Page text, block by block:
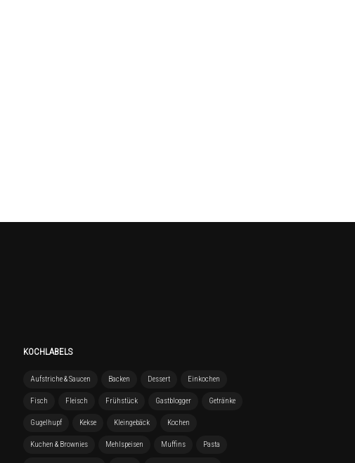
KOCHLABELS
Aufstriche & Saucen Backen Dessert Einkochen
Fisch Fleisch Frühstück Gastblogger Getränke
Gugelhupf Kekse Kleingebäck Kochen
Kuchen & Brownies Mehlspeisen Muffins Pasta